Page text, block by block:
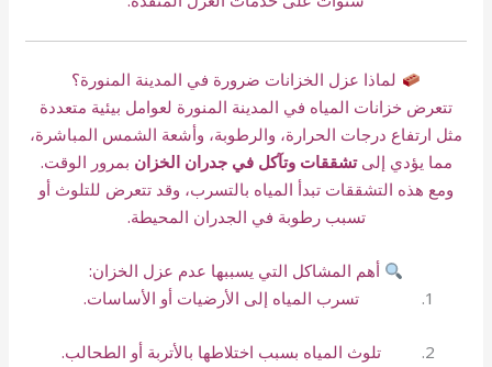
لماذا عزل الخزانات ضرورة في المدينة المنورة؟
تتعرض خزانات المياه في المدينة المنورة لعوامل بيئية متعددة
مثل ارتفاع درجات الحرارة، والرطوبة، وأشعة الشمس المباشرة،
مما يؤدي إلىتشققات وتآكل في جدران الخزان بمرور الوقت.
ومع هذه التشققات تبدأ المياه بالتسرب، وقد تتعرض للتلوث أو
تسبب رطوبة في الجدران المحيطة.
أهم المشاكل التي يسببها عدم عزل الخزان:
تسرب المياه إلى الأرضيات أو الأساسات.
تلوث المياه بسبب اختلاطها بالأتربة أو الطحالب.